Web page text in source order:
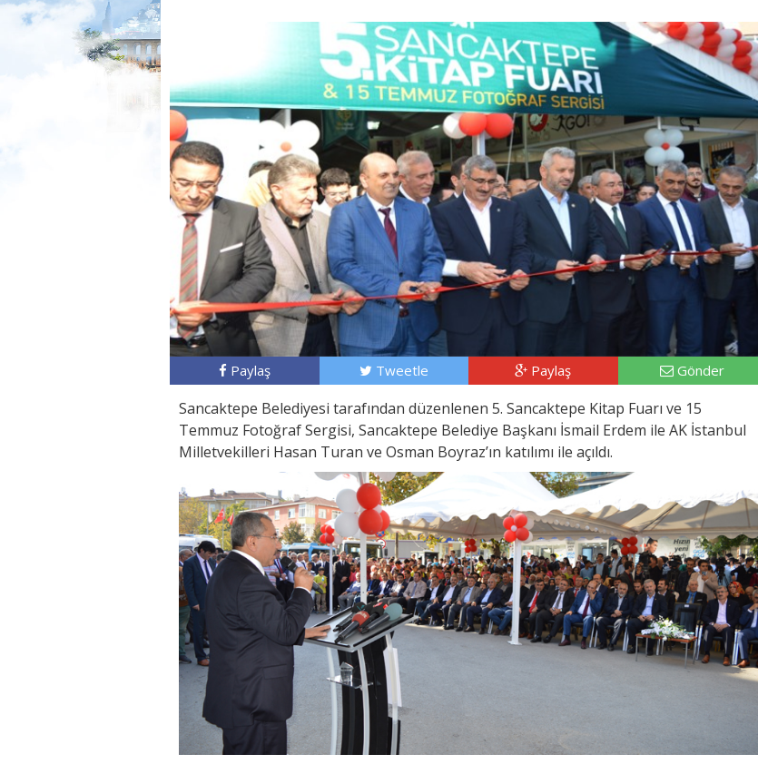
Paylaş Tweetle Paylaş Gönder
Sancaktepe Belediyesi tarafından düzenlenen 5. Sancaktepe Kitap Fuarı ve 15
Temmuz Fotoğraf Sergisi, Sancaktepe Belediye Başkanı İsmail Erdem ile AK İstanbul
Milletvekilleri Hasan Turan ve Osman Boyraz’ın katılımı ile açıldı.